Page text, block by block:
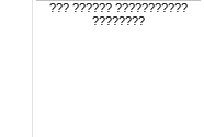
??? ?????? ???????????
????????